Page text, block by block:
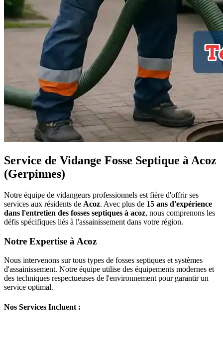
Service de Vidange Fosse Septique à Acoz
(Gerpinnes)
Notre équipe de vidangeurs professionnels est fière d'offrir ses
services aux résidents de Acoz. Avec plus de 15 ans d'expérience
dans l'entretien des fosses septiques à acoz, nous comprenons les
défis spécifiques liés à l'assainissement dans votre région.
Notre Expertise à Acoz
Nous intervenons sur tous types de fosses septiques et systèmes
d'assainissement. Notre équipe utilise des équipements modernes et
des techniques respectueuses de l'environnement pour garantir un
service optimal.
Nos Services Incluent :